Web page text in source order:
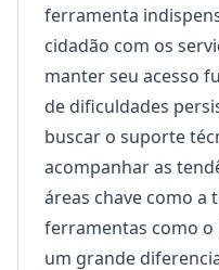
ferramenta
cidadão com os
manter seu acesso
de dificuldades
buscar o suporte
acompanhar as
áreas chave como a
ferramentas como o
um grande